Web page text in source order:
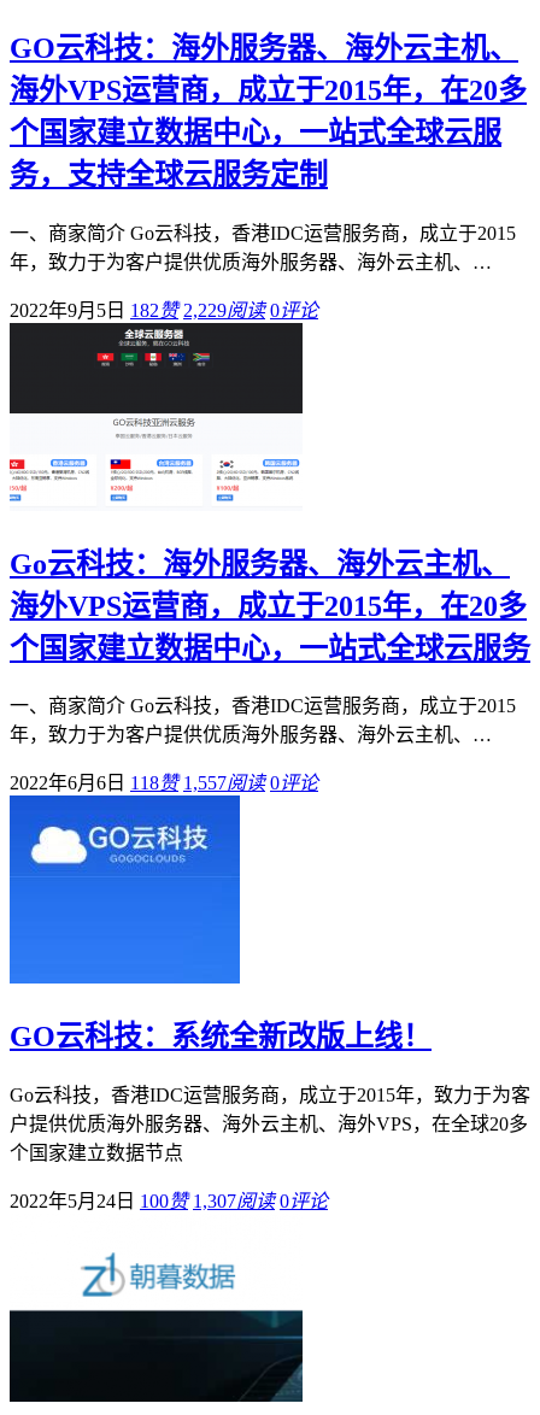
GO云科技：海外服务器、海外云主机、
海外VPS运营商，成立于2015年，在20多
个国家建立数据中心，一站式全球云服
务，支持全球云服务定制
一、商家简介 Go云科技，香港IDC运营服务商，成立于2015
年，致力于为客户提供优质海外服务器、海外云主机、…
2022年9月5日 182赞 2,229阅读 0评论
Go云科技：海外服务器、海外云主机、
海外VPS运营商，成立于2015年，在20多
个国家建立数据中心，一站式全球云服务
一、商家简介 Go云科技，香港IDC运营服务商，成立于2015
年，致力于为客户提供优质海外服务器、海外云主机、…
2022年6月6日 118赞 1,557阅读 0评论
GO云科技：系统全新改版上线！
Go云科技，香港IDC运营服务商，成立于2015年，致力于为客
户提供优质海外服务器、海外云主机、海外VPS，在全球20多
个国家建立数据节点
2022年5月24日 100赞 1,307阅读 0评论